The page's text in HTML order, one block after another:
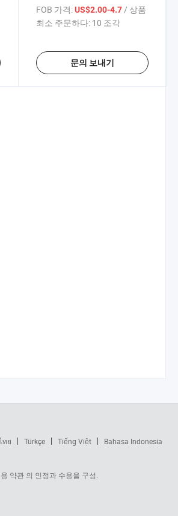
40/75/85/90HP 40xmh
E40xmh 외부 모터에 적합
FOB 가격: US$2.00-4.7/ 상품
최소 주문하다: 10 조각
문의 보내기
ทย Türkçe Tiếng Việt Bahasa Indonesia
약관 의 인정과 수용을 구성.